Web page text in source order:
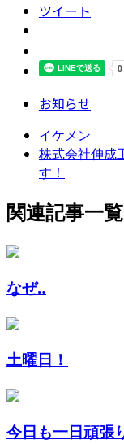
ツイート
お知らせ
イケメン
株式会社伸成
す！
関連記事一覧
なぜ‥
土曜日！
今日も一日頑張